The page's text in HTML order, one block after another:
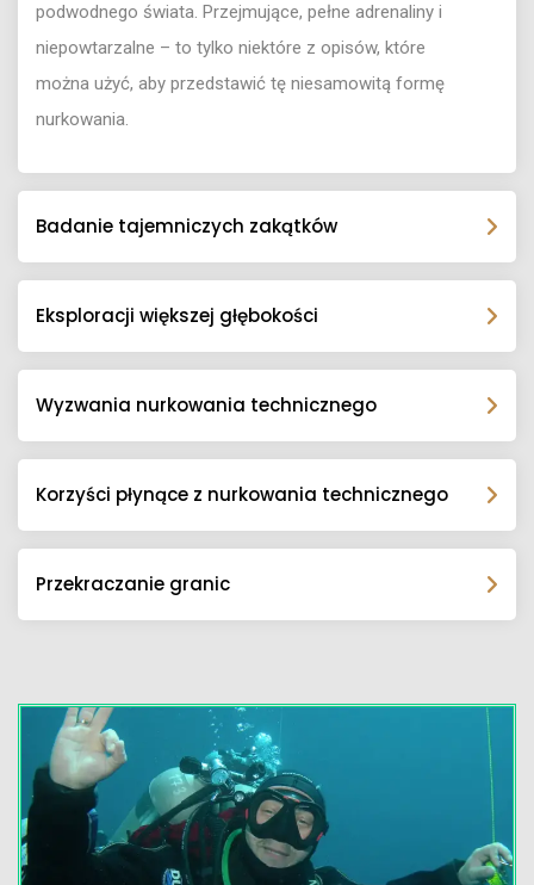
podwodnego świata. Przejmujące, pełne adrenaliny i
niepowtarzalne – to tylko niektóre z opisów, które
można użyć, aby przedstawić tę niesamowitą formę
nurkowania.
Badanie tajemniczych zakątków
Eksploracji większej głębokości
Wyzwania nurkowania technicznego
Korzyści płynące z nurkowania technicznego
Przekraczanie granic